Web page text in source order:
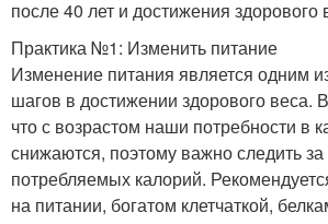
после 40 лет и достижения здорового
Практика №1: Изменить питание
Изменение питания является одним
шагов в достижении здорового веса.
что с возрастом наши потребности в
снижаются, поэтому важно следить
потребляемых калорий.
на питании, богатом клетчаткой,